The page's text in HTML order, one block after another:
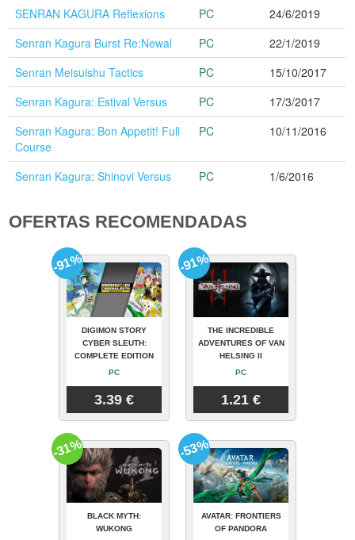
SENRAN KAGURA Reflexions PC
24/6/2019
Senran Kagura Burst Re:Newal
PC
22/1/2019
Senran Meisuishu Tactics
PC
15/10/2017
Senran Kagura: Estival Versus
PC
17/3/2017
Senran Kagura: Bon Appetit! Full
Course
PC 10/11/2016
Senran Kagura: Shinovi Versus PC 1/6/2016
OFERTAS RECOMENDADAS
DIGIMON STORY
CYBER SLEUTH:
COMPLETE EDITION
PC
3.39 €
-91%
THE INCREDIBLE
ADVENTURES OF VAN
HELSING II
PC
1.21 €
-91%
BLACK MYTH:
WUKONG
-31%
AVATAR: FRONTIERS
OF PANDORA
-53%